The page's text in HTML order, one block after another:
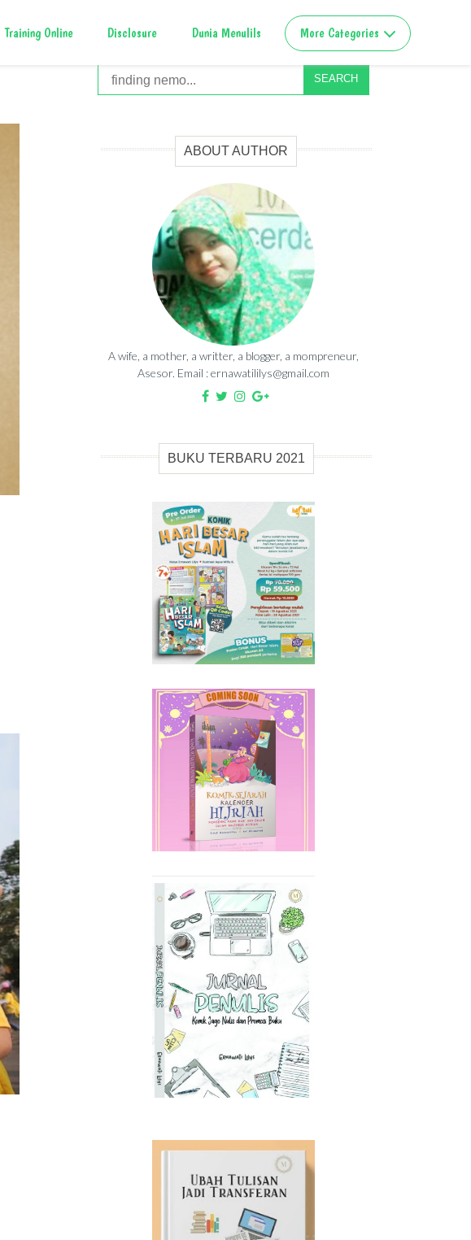
Training Online Disclosure Dunia Menulils More Categories
SEARCH
ABOUT AUTHOR
A wife, a mother, a writter, a blogger, a mompreneur,
Asesor. Email : ernawatililys@gmail.com
BUKU TERBARU 2021